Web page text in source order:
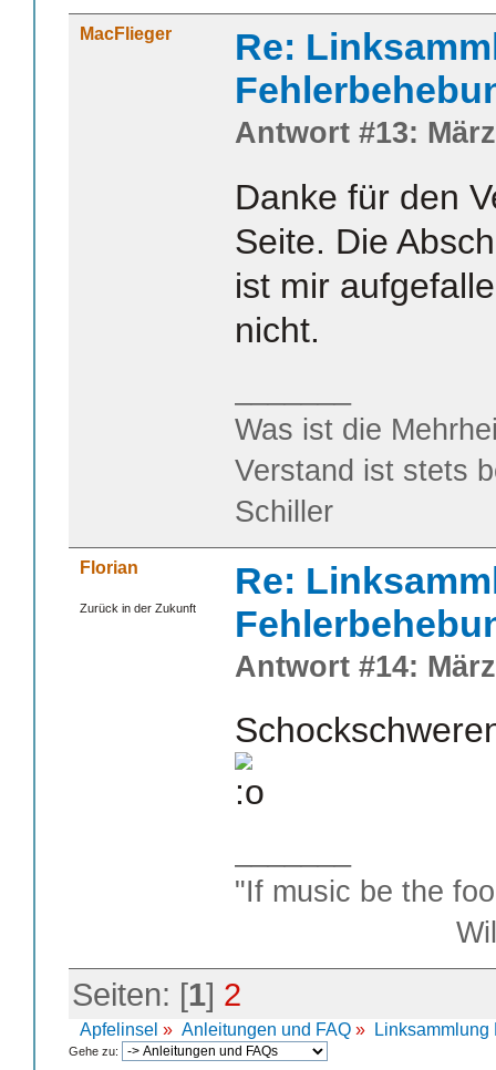
MacFlieger
Re:
Antwort #13:
Danke für den
Seite. Die
ist mir
nicht.
Was ist die
Verstand ist stets
Schiller
Florian
Zurück in der Zukunft
Re:
Antwort #14:
"If music be the
William
Seiten: [1] 2
Apfelinsel » Anleitungen und FAQ »
Gehe zu: